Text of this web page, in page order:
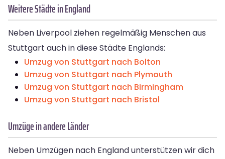
Weitere Städte in England
Neben Liverpool ziehen regelmäßig Menschen aus
Stuttgart auch in diese Städte Englands:
Umzug von Stuttgart nach Bolton
Umzug von Stuttgart nach Plymouth
Umzug von Stuttgart nach Birmingham
Umzug von Stuttgart nach Bristol
Umzüge in andere Länder
Neben Umzügen nach England unterstützen wir dich